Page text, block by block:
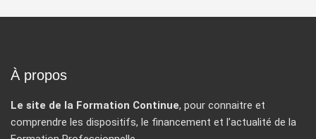
À propos
Le site de la Formation Continue, pour connaitre et
comprendre les dispositifs, le financement et l’actualité de la